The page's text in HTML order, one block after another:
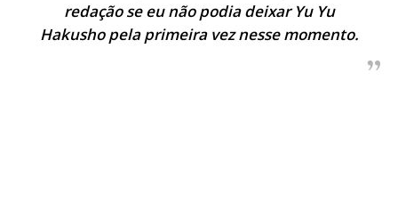
redação se eu não podia deixar Yu Yu
Hakusho pela primeira vez nesse momento.